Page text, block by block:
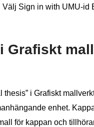
Sign in with UMU-id
Grafiskt
i Grafiskt
enhet.
för kappan och